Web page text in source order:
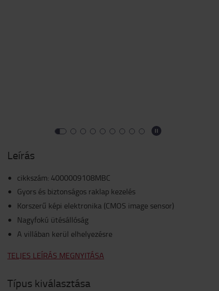
Leírás
cikkszám: 4000009108MBC
Gyors és biztonságos raklap kezelés
Korszerű képi elektronika (CMOS image sensor)
Nagyfokú ütésállóság
A villában kerül elhelyezésre
TELJES LEÍRÁS MEGNYITÁSA
Típus kiválasztása